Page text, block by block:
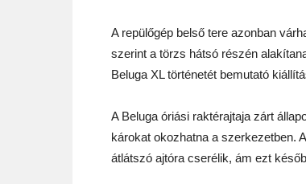
A repülőgép belső tere azonban
szerint a törzs hátsó részén
Beluga XL történetét bemutató
A Beluga óriási raktérajtaja zárt
károkat okozhatna a szerkezetben.
átlátszó ajtóra cserélik, ám ezt